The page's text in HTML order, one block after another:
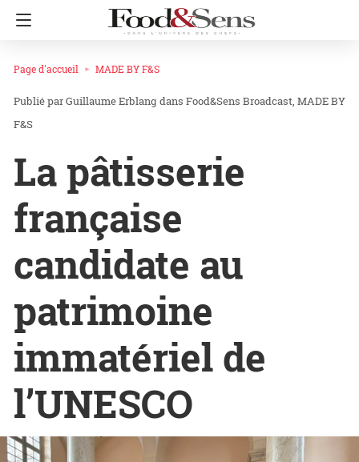
Page d'accueil MADE BY F&S
Guillaume Erblang dans Food&Sens Broadcast MADE BY
F&S
La pâtisserie
française
candidate au
patrimoine
immatériel de
l’UNESCO